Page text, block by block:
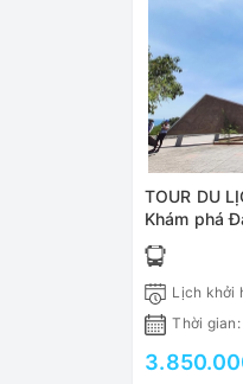
TOUR DU
Khám phá
Lịch khởi
Thời gian: